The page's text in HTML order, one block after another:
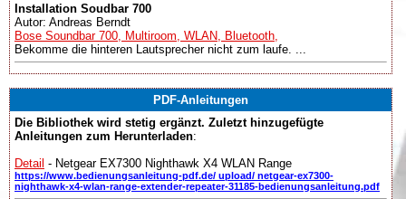
Installation Soudbar 700
Autor: Andreas Berndt
Bose Soundbar 700, Multiroom, WLAN, Bluetooth,
Bekomme die hinteren Lautsprecher nicht zum laufe. ...
PDF-Anleitungen
Die Bibliothek wird stetig ergänzt. Zuletzt hinzugefügte
Anleitungen zum Herunterladen:
Detail - Netgear EX7300 Nighthawk X4 WLAN Range
https://www.bedienungsanleitung-pdf.de/ upload/ netgear-ex7300-
nighthawk-x4-wlan-range-extender-repeater-31185-bedienungsanleitung.pdf